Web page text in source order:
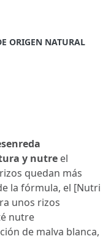
ORIGEN NATURAL
y nutre el
quedan más
la fórmula, el [Nutri
unos rizos
nutre
de malva blanca,